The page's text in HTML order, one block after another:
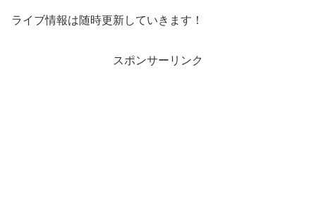
ライブ情報は随時更新していきます！
スポンサーリンク